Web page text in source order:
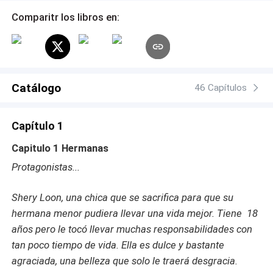
de su padre como el líder de la manada Luna Azul. Ethan,
desde que se convirtió por primera vez. Entre los dos
hacían un buen equipo, pero también estaban a la espera
desesperaba más, creyendo que jamás encontraría a su
encontraba en su manada o en las vecinas como salía
pasar, ella debía de estar en otra parte… y no
descansaría hasta dar con su chica. Quédate a descubrir
cómo se desarrolla la historia de la vivencia de estas dos
de plata, Libro 3 La caída de Lucían.
Comparitr los libros en:
Catálogo 46 Capítulos
Capítulo 1
Capitulo 1 Hermanas
Protagonistas...
Shery Loon, una chica que se sacrifica para que su
hermana menor pudiera llevar una vida mejor. Tiene 18
años pero le tocó llevar muchas responsabilidades con
tan poco tiempo de vida. Ella es dulce y bastante
agraciada, una belleza que solo le traerá desgracia.